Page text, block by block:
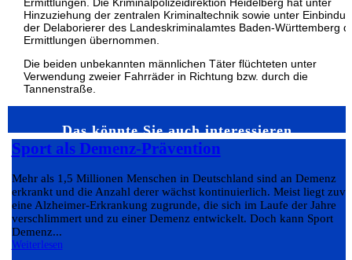
Ermittlungen. Die Kriminalpolizeidirektion Heidelberg hat unter
Hinzuziehung der zentralen Kriminaltechnik sowie unter
der Delaborierer des Landeskriminalamtes Baden-Württemberg
Ermittlungen übernommen.
Die beiden unbekannten männlichen Täter flüchteten unter
Verwendung zweier Fahrräder in Richtung bzw. durch die
Tannenstraße.
Das könnte Sie auch interessieren…
Sport als Demenz-Prävention
Mehr als 1,5 Millionen Menschen in Deutschland sind an Demenz
erkrankt und die Anzahl derer wächst kontinuierlich. Meist liegt
eine Alzheimer-Erkrankung zugrunde, die sich im Laufe der Jahre
verschlimmert und zu einer Demenz entwickelt. Doch kann Sport
Demenz...
Weiterlesen